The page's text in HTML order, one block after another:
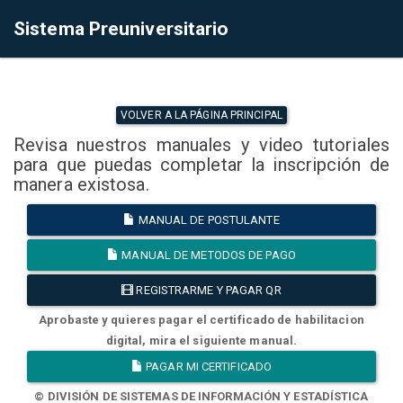
Sistema Preuniversitario
VOLVER A LA PÁGINA PRINCIPAL
Revisa nuestros manuales y video tutoriales
para que puedas completar la inscripción de
manera existosa.
MANUAL DE POSTULANTE
MANUAL DE METODOS DE PAGO
REGISTRARME Y PAGAR QR
Aprobaste y quieres pagar el certificado de habilitacion
digital, mira el siguiente manual.
PAGAR MI CERTIFICADO
© DIVISIÓN DE SISTEMAS DE INFORMACIÓN Y ESTADÍSTICA